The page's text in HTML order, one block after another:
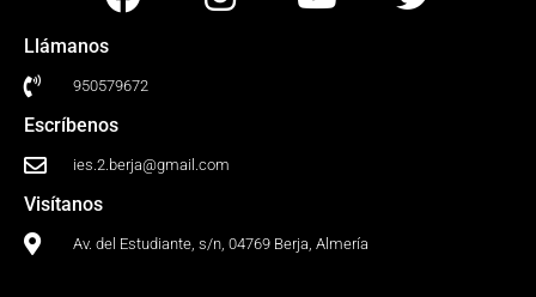
Llámanos
950579672
Escríbenos
ies.2.berja@gmail.com
Visítanos
Av. del Estudiante, s/n, 04769 Berja, Almería